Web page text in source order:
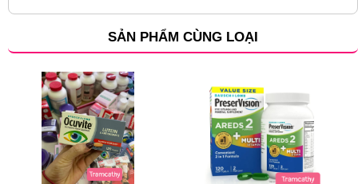
SẢN PHẨM CÙNG LOẠI